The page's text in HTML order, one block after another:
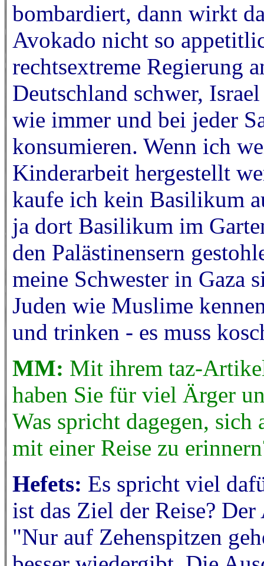
bombardiert, dann wirkt
Avokado nicht so
rechtsextreme Regierung
Deutschland schwer,
wie immer und bei jeder
konsumieren. Wenn ich
Kinderarbeit hergestellt
kaufe ich kein Basilikum
ja dort Basilikum im
den Palästinensern
meine Schwester in Gaza
Juden wie Muslime
und trinken - es muss
MM: Mit ihrem taz-
haben Sie für viel Ärger
Was spricht dagegen,
mit einer Reise zu
Hefets: Es spricht viel
ist das Ziel der Reise?
"Nur auf Zehenspitzen